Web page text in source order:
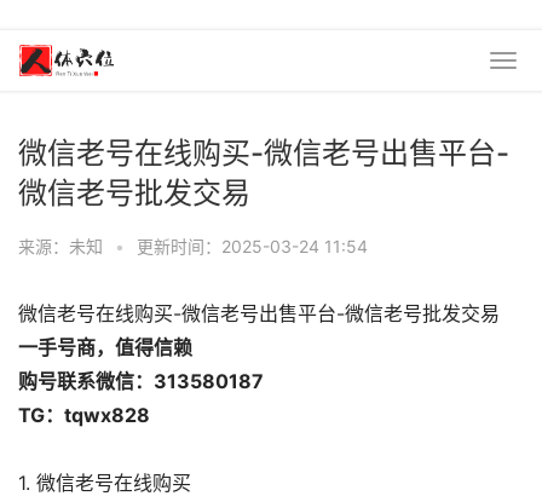
微信老号在线购买-微信老号出售平台-
微信老号批发交易
来源：未知 • 更新时间：2025-03-24 11:54
微信老号在线购买-微信老号出售平台-微信老号批发交易
一手号商，值得信赖
购号联系微信：313580187
TG：tqwx828
1. ‌微信老号在线购买‌